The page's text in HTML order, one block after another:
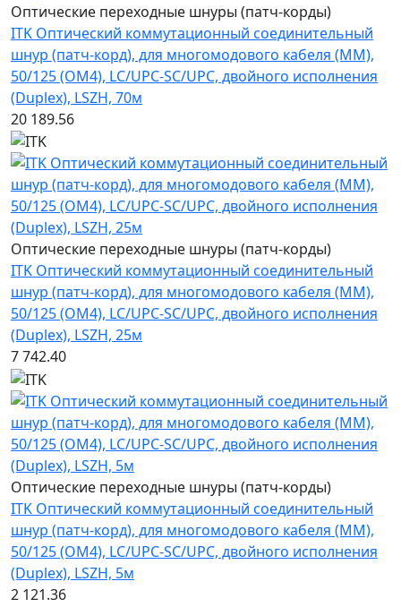
Оптические переходные шнуры (патч-корды)
ITK Оптический коммутационный соединительный
шнур (патч-корд), для многомодового кабеля (MM),
50/125 (OM4), LC/UPC-SC/UPC, двойного исполнения
(Duplex), LSZH, 70м
20 189.56
Оптические переходные шнуры (патч-корды)
ITK Оптический коммутационный соединительный
шнур (патч-корд), для многомодового кабеля (MM),
50/125 (OM4), LC/UPC-SC/UPC, двойного исполнения
(Duplex), LSZH, 25м
7 742.40
Оптические переходные шнуры (патч-корды)
ITK Оптический коммутационный соединительный
шнур (патч-корд), для многомодового кабеля (MM),
50/125 (OM4), LC/UPC-SC/UPC, двойного исполнения
(Duplex), LSZH, 5м
2 121.36